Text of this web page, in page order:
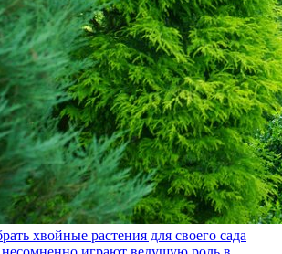
хвойные растения для своего сада